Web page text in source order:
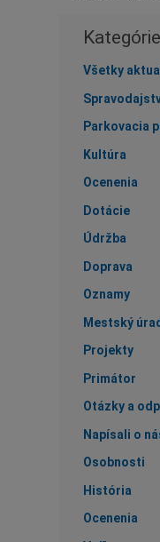
Všetky
Parkovacia
Kultúra
Ocenenia
Dotácie
Údržba
Doprava
Oznamy
Mestský
Projekty
Primátor
Otázky a
Napísali o
Osobnosti
História
Ocenenia